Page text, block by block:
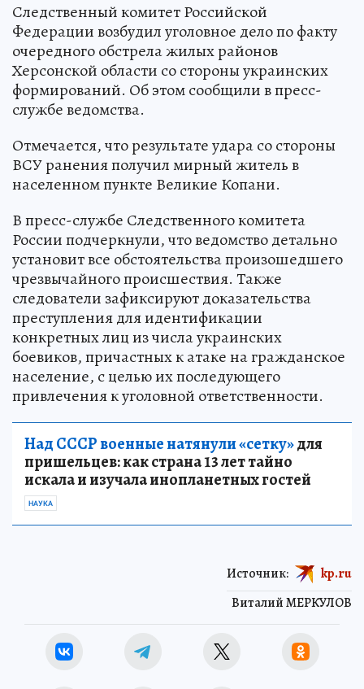
Следственный комитет Российской
Федерации возбудил уголовное дело по факту
очередного обстрела жилых районов
Херсонской области со стороны украинских
формирований. Об этом сообщили в пресс-
службе ведомства.
Отмечается, что результате удара со стороны
ВСУ ранения получил мирный житель в
населенном пункте Великие Копани.
В пресс-службе Следственного комитета
России подчеркнули, что ведомство детально
установит все обстоятельства произошедшего
чрезвычайного происшествия. Также
следователи зафиксируют доказательства
преступления для идентификации
конкретных лиц из числа украинских
боевиков, причастных к атаке на гражданское
население, с целью их последующего
привлечения к уголовной ответственности.
Над СССР военные натянули «сетку»для
пришельцев: как страна 13 лет тайно
искала и изучала инопланетных гостей
НАУКА
Виталий МЕРКУЛОВ
Источник: kp.ru